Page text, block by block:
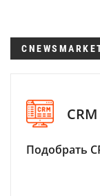
CRM
Подобрать